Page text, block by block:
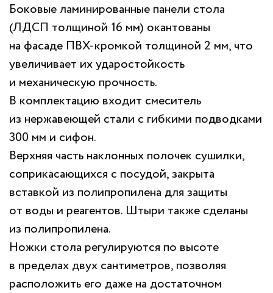
Боковые ламинированные панели стола
(ЛДСП толщиной 16 мм) окантованы
на фасаде ПВХ-кромкой толщиной 2 мм, что
увеличивает их ударостойкость
и механическую прочность.
В комплектацию входит смеситель
из нержавеющей стали с гибкими подводками
300 мм и сифон.
Верхняя часть наклонных полочек сушилки,
соприкасающихся с посудой, закрыта
вставкой из полипропилена для защиты
от воды и реагентов. Штыри также сделаны
из полипропилена.
Ножки стола регулируются по высоте
в пределах двух сантиметров, позволяя
расположить его даже на достаточном